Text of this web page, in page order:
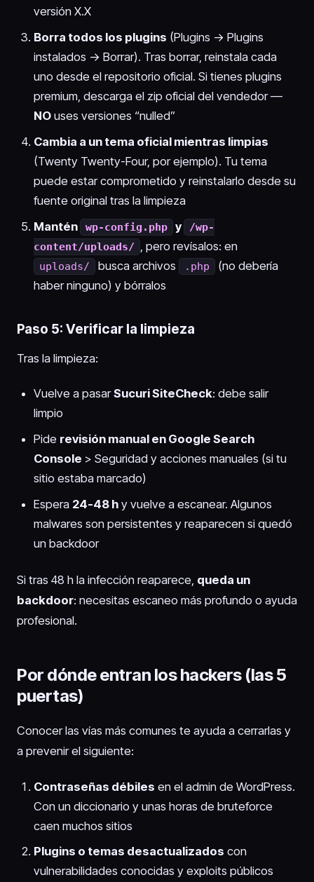
versión X.X
Borra todos los plugins (Plugins → Plugins
instalados → Borrar). Tras borrar, reinstala cada
uno desde el repositorio oficial. Si tienes plugins
premium, descarga el zip oficial del vendedor —
NO uses versiones “nulled”
Cambia a un tema oficial mientras limpias
(Twenty Twenty-Four, por ejemplo). Tu tema
puede estar comprometido y reinstalarlo desde su
fuente original tras la limpieza
Mantén
wp-config.php y
/wp-
content/uploads/
, pero revísalos: en
uploads/ busca archivos .php
(no debería
haber ninguno) y bórralos
Paso 5: Verificar la limpieza
Tras la limpieza:
Vuelve a pasarSucuri SiteCheck: debe salir
limpio
Pide revisión manual en Google Search
Console > Seguridad y acciones manuales (si tu
sitio estaba marcado)
Espera 24-48 h y vuelve a escanear. Algunos
malwares son persistentes y reaparecen si quedó
un backdoor
Si tras 48 h la infección reaparece, queda un
backdoor: necesitas escaneo más profundo o ayuda
profesional.
Por dónde entran los hackers (las 5
puertas)
Conocer las vías más comunes te ayuda a cerrarlas y
a prevenir el siguiente:
Contraseñas débiles en el admin de WordPress.
Con un diccionario y unas horas de bruteforce
caen muchos sitios
Plugins o temas desactualizados con
vulnerabilidades conocidas y exploits públicos